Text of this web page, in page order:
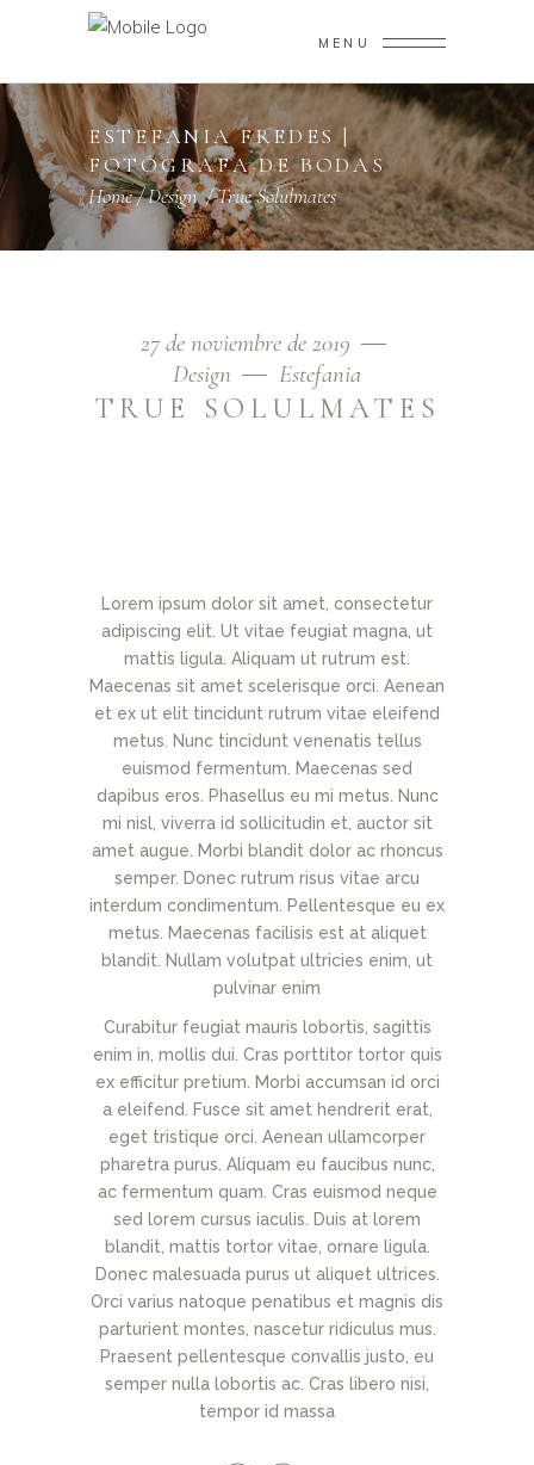
MENU
ESTEFANIA FREDES |
FOTÓGRAFA DE BODAS
Home/Design/True Solulmates
27 de noviembre de 2019
Design
Estefania
TRUE SOLULMATES
Lorem ipsum dolor sit amet, consectetur
adipiscing elit. Ut vitae feugiat magna, ut
mattis ligula. Aliquam ut rutrum est.
Maecenas sit amet scelerisque orci. Aenean
et ex ut elit tincidunt rutrum vitae eleifend
metus. Nunc tincidunt venenatis tellus
euismod fermentum. Maecenas sed
dapibus eros. Phasellus eu mi metus. Nunc
mi nisl, viverra id sollicitudin et, auctor sit
amet augue. Morbi blandit dolor ac rhoncus
semper. Donec rutrum risus vitae arcu
interdum condimentum. Pellentesque eu ex
metus. Maecenas facilisis est at aliquet
blandit. Nullam volutpat ultricies enim, ut
pulvinar enim
Curabitur feugiat mauris lobortis, sagittis
enim in, mollis dui. Cras porttitor tortor quis
ex efficitur pretium. Morbi accumsan id orci
a eleifend. Fusce sit amet hendrerit erat,
eget tristique orci. Aenean ullamcorper
pharetra purus. Aliquam eu faucibus nunc,
ac fermentum quam. Cras euismod neque
sed lorem cursus iaculis. Duis at lorem
blandit, mattis tortor vitae, ornare ligula.
Donec malesuada purus ut aliquet ultrices.
Orci varius natoque penatibus et magnis dis
parturient montes, nascetur ridiculus mus.
Praesent pellentesque convallis justo, eu
semper nulla lobortis ac. Cras libero nisi,
tempor id massa